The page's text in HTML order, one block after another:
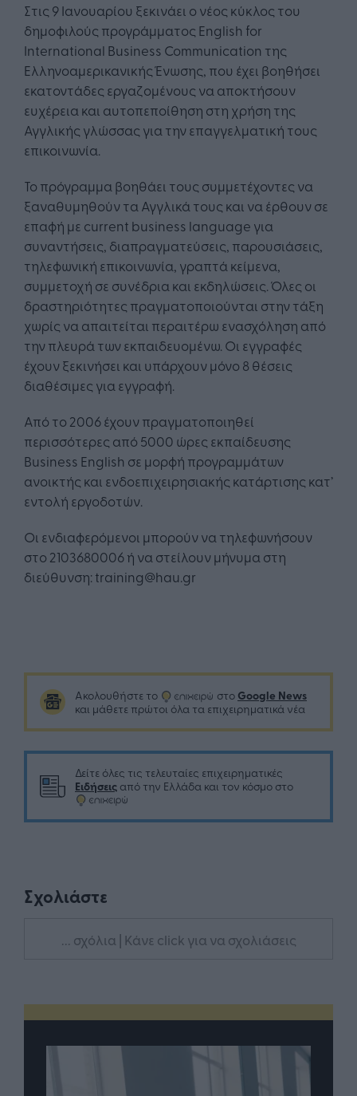
Στις 9 Ιανουαρίου ξεκινάει ο νέος κύκλος του
δημοφιλούς προγράμματος English for
International Business Communication της
Ελληνοαμερικανικής Ένωσης, που έχει βοηθήσει
εκατοντάδες εργαζομένους να αποκτήσουν
ευχέρεια και αυτοπεποίθηση στη χρήση της
Αγγλικής γλώσσας για την επαγγελματική τους
επικοινωνία.
Το πρόγραμμα βοηθάει τους συμμετέχοντες να
ξαναθυμηθούν τα Αγγλικά τους και να έρθουν σε
επαφή με current business language για
συναντήσεις, διαπραγματεύσεις, παρουσιάσεις,
τηλεφωνική επικοινωνία, γραπτά κείμενα,
συμμετοχή σε συνέδρια και εκδηλώσεις. Όλες οι
δραστηριότητες πραγματοποιούνται στην τάξη
χωρίς να απαιτείται περαιτέρω ενασχόληση από
την πλευρά των εκπαιδευομένω. Οι εγγραφές
έχουν ξεκινήσει και υπάρχουν μόνο 8 θέσεις
διαθέσιμες για εγγραφή.
Από το 2006 έχουν πραγματοποιηθεί
περισσότερες από 5000 ώρες εκπαίδευσης
Business English σε μορφή προγραμμάτων
ανοικτής και ενδοεπιχειρησιακής κατάρτισης κατ’
εντολή εργοδοτών.
Οι ενδιαφερόμενοι μπορούν να τηλεφωνήσουν
στο 2103680006 ή να στείλουν μήνυμα στη
διεύθυνση: training@hau.gr
Ακολουθήστε το στο Google News
και μάθετε πρώτοι όλα τα επιχειρηματικά νέα
Δείτε όλες τις τελευταίες επιχειρηματικές
Ειδήσεις από την Ελλάδα και τον κόσμο στο
Σχολιάστε
... σχόλια | Κάνε click για να σχολιάσεις